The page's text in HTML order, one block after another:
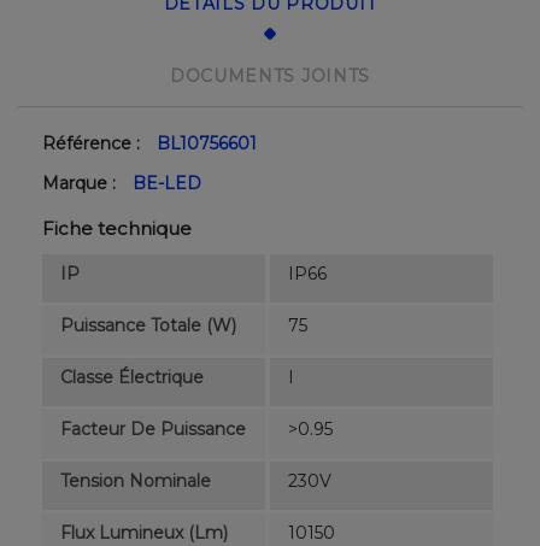
DOCUMENTS JOINTS
Référence :
BL10756601
Marque :
BE-LED
Fiche technique
IP IP66
Puissance Totale (W) 75
Classe Électrique I
Facteur De Puissance >0.95
Tension Nominale 230V
Flux Lumineux (lm) 10150